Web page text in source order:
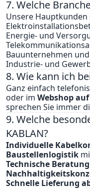
7. Welche
Unsere Hauptkunden
Energie- und
Bauunternehmen
Industrie- und
8. Wie kann ich
Ganz einfach
oder im Webshop auf
sprechen Sie immer
9. Welche
KABLAN?
Individuelle
Baustellenlogistik
Technische Beratung
Schnelle Lieferung